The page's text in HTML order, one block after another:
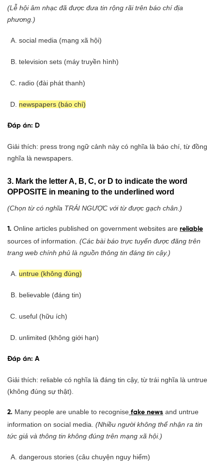
(Lễ hội âm nhạc đã được đưa tin rộng rãi trên báo chí địa
phương.)
social media (mạng xã hội)
television sets (máy truyền hình)
radio (đài phát thanh)
newspapers (báo chí)
Đáp án: D
Giải thích: press trong ngữ cảnh này có nghĩa là báo chí, từ đồng
nghĩa là newspapers.
3. Mark the letter A, B, C, or D to indicate the word
OPPOSITE in meaning to the underlined word
(Chọn từ có nghĩa TRÁI NGƯỢC với từ được gạch chân.)
1. Online articles published on government websites are reliable
sources of information. (Các bài báo trực tuyến được đăng trên
trang web chính phủ là nguồn thông tin đáng tin cậy.)
untrue (không đúng)
believable (đáng tin)
useful (hữu ích)
unlimited (không giới hạn)
Đáp án: A
Giải thích: reliable có nghĩa là đáng tin cậy, từ trái nghĩa là untrue
(không đúng sự thật).
2. Many people are unable to recognise fake news and untrue
information on social media. (Nhiều người không thể nhận ra tin
tức giả và thông tin không đúng trên mạng xã hội.)
dangerous stories (câu chuyện nguy hiểm)